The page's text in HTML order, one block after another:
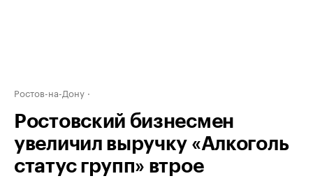
Ростов-на-Дону
Ростовский бизнесмен
увеличил выручку «Алкоголь
статус групп» втрое